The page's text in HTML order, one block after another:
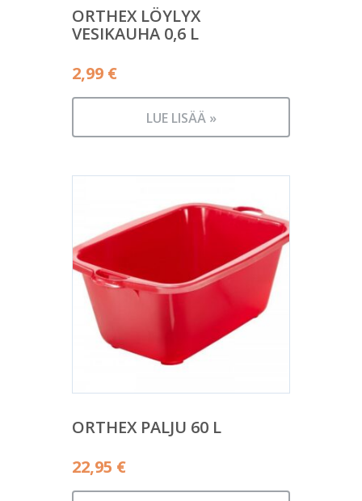
ORTHEX LÖYLYX
VESIKAUHA 0,6 L
2,99 €
LUE LISÄÄ »
ORTHEX PALJU 60 L
22,95 €